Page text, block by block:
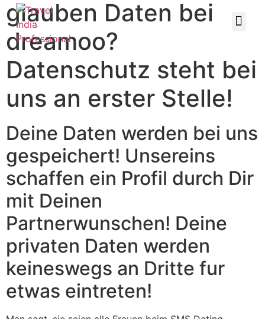
glauben Daten bei
dreamoo?
Datenschutz steht bei
uns an erster Stelle!
Deine Daten werden bei uns
gespeichert! Unsereins
schaffen ein Profil durch Dir
mit Deinen
Partnerwunschen! Deine
privaten Daten werden
keineswegs an Dritte fur
etwas eintreten!